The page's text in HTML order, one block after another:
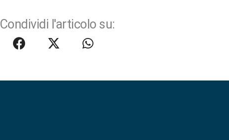
Condividi l'articolo su: